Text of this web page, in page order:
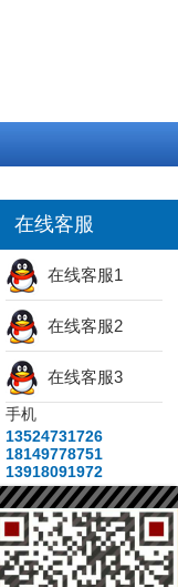
在线客服
在线客服1
在线客服2
在线客服3
手机
13524731726
18149778751
13918091972